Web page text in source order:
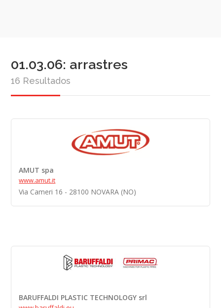
01.03.06: arrastres
16 Resultados
AMUT spa
www.amut.it
Via Cameri 16 - 28100 NOVARA (NO)
BARUFFALDI PLASTIC TECHNOLOGY srl